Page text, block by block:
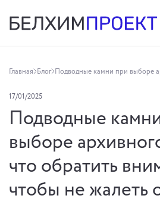
Главная Блог
17/01/2025
Подводные
выборе
что обратить
чтобы не жалеть